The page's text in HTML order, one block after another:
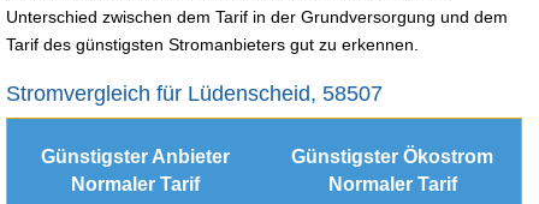
Unterschied zwischen dem Tarif in der Grundversorgung und dem
Tarif des günstigsten Stromanbieters gut zu erkennen.
Stromvergleich für Lüdenscheid, 58507
Günstigster Anbieter
Normaler Tarif
Günstigster Ökostrom
Normaler Tarif